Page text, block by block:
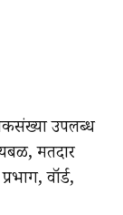
उपलब्ध
मतदार
वॉर्ड,